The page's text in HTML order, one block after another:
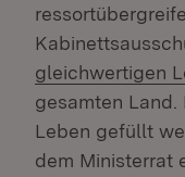
gleichwertigen
gesamten
Leben gefüllt
dem Ministerrat